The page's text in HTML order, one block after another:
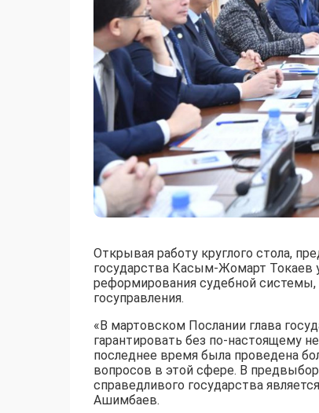
Открывая работу круглого стола,
государства Касым-Жомарт Токаев
реформирования судебной системы,
госуправления.
«В мартовском Послании глава
гарантировать без по-настоящему
последнее время была проведена
вопросов в этой сфере. В
справедливого государства
Ашимбаев.